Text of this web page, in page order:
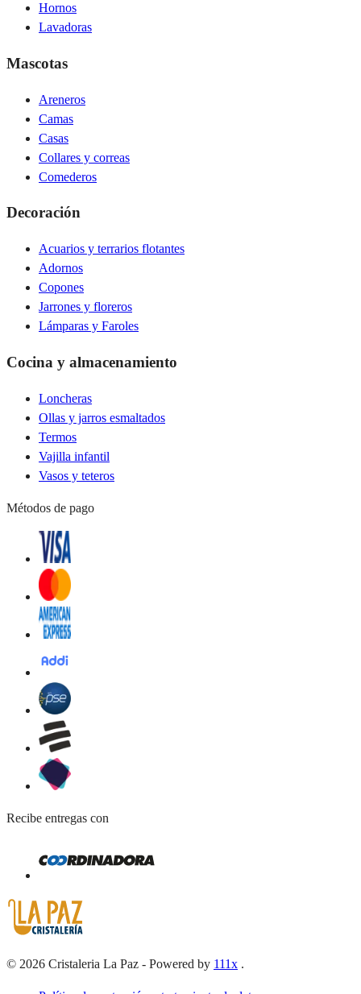
Hornos
Lavadoras
Mascotas
Areneros
Camas
Casas
Collares y correas
Comederos
Decoración
Acuarios y terrarios flotantes
Adornos
Copones
Jarrones y floreros
Lámparas y Faroles
Cocina y almacenamiento
Loncheras
Ollas y jarros esmaltados
Termos
Vajilla infantil
Vasos y teteros
Métodos de pago
Recibe entregas con
© 2026 Cristaleria La Paz - Powered by 111x .